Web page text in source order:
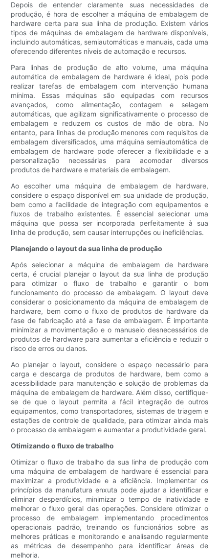
Depois de entender claramente suas necessidades de
produção, é hora de escolher a máquina de embalagem de
hardware certa para sua linha de produção. Existem vários
tipos de máquinas de embalagem de hardware disponíveis,
incluindo automáticas, semiautomáticas e manuais, cada uma
oferecendo diferentes níveis de automação e recursos.
Para linhas de produção de alto volume, uma máquina
automática de embalagem de hardware é ideal, pois pode
realizar tarefas de embalagem com intervenção humana
mínima. Essas máquinas são equipadas com recursos
avançados, como alimentação, contagem e selagem
automáticas, que agilizam significativamente o processo de
embalagem e reduzem os custos de mão de obra. No
entanto, para linhas de produção menores com requisitos de
embalagem diversificados, uma máquina semiautomática de
embalagem de hardware pode oferecer a flexibilidade e a
personalização necessárias para acomodar diversos
produtos de hardware e materiais de embalagem.
Ao escolher uma máquina de embalagem de hardware,
considere o espaço disponível em sua unidade de produção,
bem como a facilidade de integração com equipamentos e
fluxos de trabalho existentes. É essencial selecionar uma
máquina que possa ser incorporada perfeitamente à sua
linha de produção, sem causar interrupções ou ineficiências.
Planejando o layout da sua linha de produção
Após selecionar a máquina de embalagem de hardware
certa, é crucial planejar o layout da sua linha de produção
para otimizar o fluxo de trabalho e garantir o bom
funcionamento do processo de embalagem. O layout deve
considerar o posicionamento da máquina de embalagem de
hardware, bem como o fluxo de produtos de hardware da
fase de fabricação até a fase de embalagem. É importante
minimizar a movimentação e o manuseio desnecessários de
produtos de hardware para aumentar a eficiência e reduzir o
risco de erros ou danos.
Ao planejar o layout, considere o espaço necessário para
carga e descarga de produtos de hardware, bem como a
acessibilidade para manutenção e solução de problemas da
máquina de embalagem de hardware. Além disso, certifique-
se de que o layout permita a fácil integração de outros
equipamentos, como transportadores, sistemas de triagem e
estações de controle de qualidade, para otimizar ainda mais
o processo de embalagem e aumentar a produtividade geral.
Otimizando o fluxo de trabalho
Otimizar o fluxo de trabalho da sua linha de produção com
uma máquina de embalagem de hardware é essencial para
maximizar a produtividade e a eficiência. Implementar os
princípios da manufatura enxuta pode ajudar a identificar e
eliminar desperdícios, minimizar o tempo de inatividade e
melhorar o fluxo geral das operações. Considere otimizar o
processo de embalagem implementando procedimentos
operacionais padrão, treinando os funcionários sobre as
melhores práticas e monitorando e analisando regularmente
as métricas de desempenho para identificar áreas de
melhoria.